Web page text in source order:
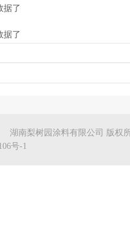
据了
据了
湖南梨树园涂料有限公司 版权
号-1